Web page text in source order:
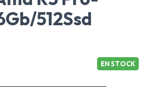
512Ssd
EN STOCK